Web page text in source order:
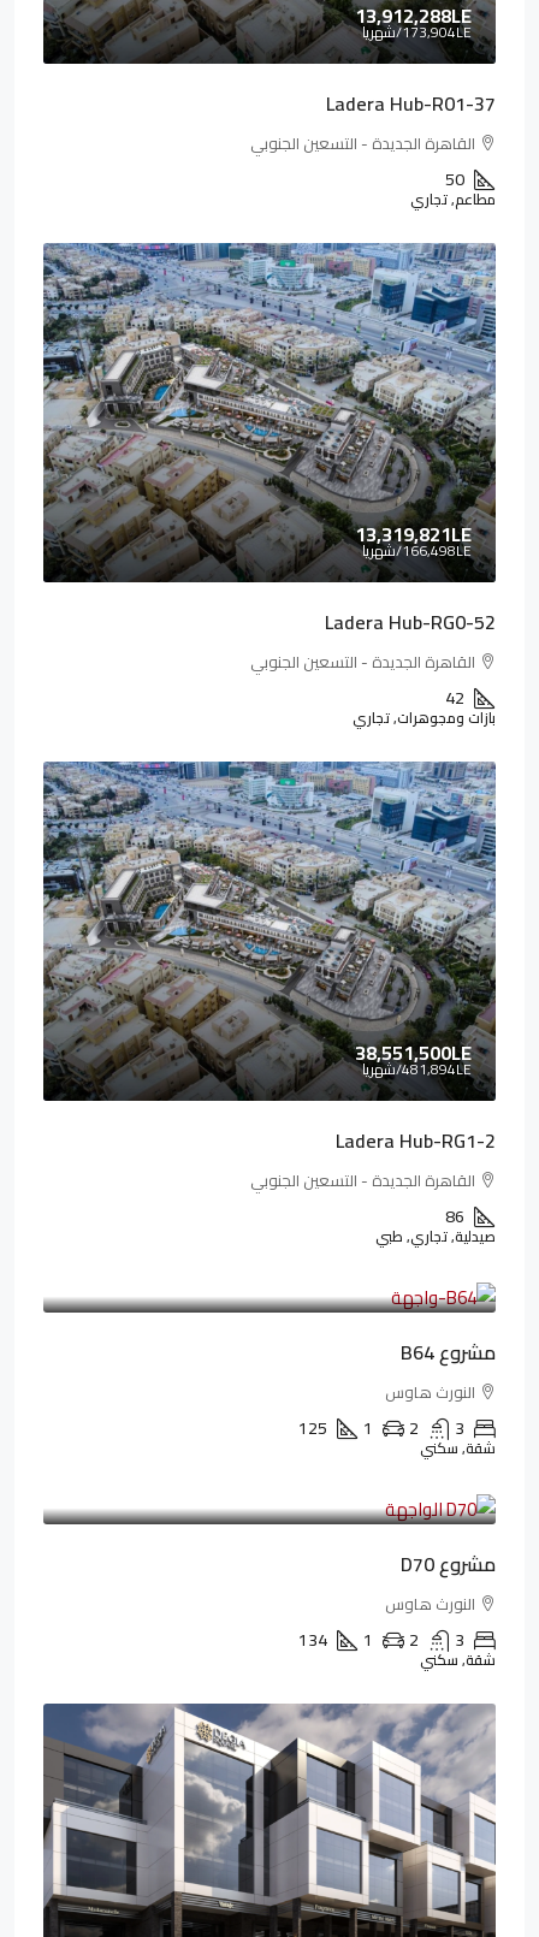
13,912,288LE
173,904LE/شهريا
Ladera Hub-R01-37
القاهرة الجديدة - التسعين الجنوبي
50
مطاعم, تجاري
13,319,821LE
166,498LE/شهريا
Ladera Hub-RG0-52
القاهرة الجديدة - التسعين الجنوبي
42
بازات ومجوهرات, تجاري
38,551,500LE
481,894LE/شهريا
Ladera Hub-RG1-2
القاهرة الجديدة - التسعين الجنوبي
86
صيدلية, تجاري, طبي
مشروع B64
النورث هاوس
3
2
1
125
شقة, سكني
مشروع D70
النورث هاوس
3
2
1
134
شقة, سكني